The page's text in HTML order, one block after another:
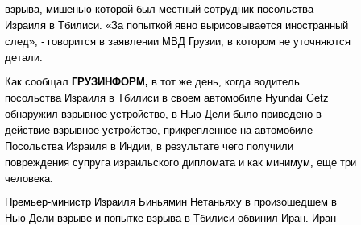
взрыва, мишенью которой был местный сотрудник посольства
Израиля в Тбилиси. «За попыткой явно вырисовывается иностранный
след», - говорится в заявлении МВД Грузии, в котором не уточняются
детали.
Как сообщал ГРУЗИНФОРМ, в тот же день, когда водитель
посольства Израиля в Тбилиси в своем автомобиле Hyundai Getz
обнаружил взрывное устройство, в Нью-Дели было приведено в
действие взрывное устройство, прикрепленное на автомобиле
Посольства Израиля в Индии, в результате чего получили
повреждения супруга израильского дипломата и как минимум, еще три
человека.
Премьер-министр Израиля Биньямин Нетаньяху в произошедшем в
Нью-Дели взрыве и попытке взрыва в Тбилиси обвинил Иран. Иран